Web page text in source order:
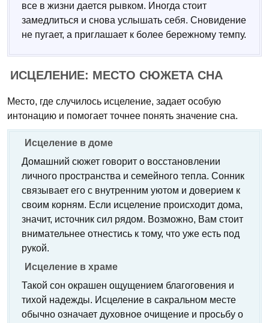
все в жизни дается рывком. Иногда стоит
замедлиться и снова услышать себя. Сновидение
не пугает, а приглашает к более бережному темпу.
ИСЦЕЛЕНИЕ: МЕСТО СЮЖЕТА СНА
Место, где случилось исцеление, задает особую
интонацию и помогает точнее понять значение сна.
Исцеление в доме
Домашний сюжет говорит о восстановлении
личного пространства и семейного тепла. Сонник
связывает его с внутренним уютом и доверием к
своим корням. Если исцеление происходит дома,
значит, источник сил рядом. Возможно, Вам стоит
внимательнее отнестись к тому, что уже есть под
рукой.
Исцеление в храме
Такой сон окрашен ощущением благоговения и
тихой надежды. Исцеление в сакральном месте
обычно означает духовное очищение и просьбу о